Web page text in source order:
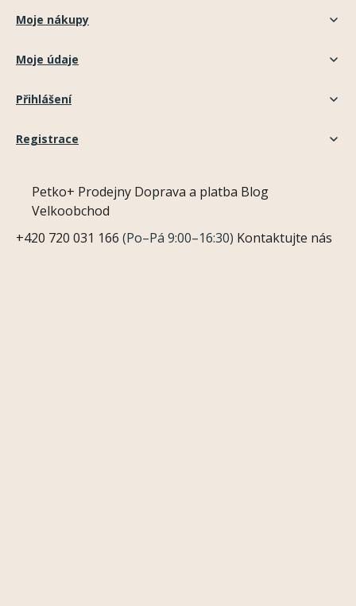
Moje nákupy
Moje údaje
Přihlášení
Registrace
Petko+ Prodejny Doprava a platba Blog
Velkoobchod
+420 720 031 166 (Po–Pá 9:00–16:30) Kontaktujte nás